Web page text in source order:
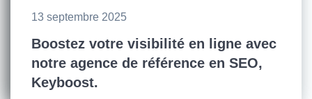
13 septembre 2025
Boostez votre visibilité en ligne avec
notre agence de référence en SEO,
Keyboost.